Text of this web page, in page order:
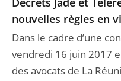
nouvelles règles en
Dans le cadre d’une
vendredi 16 juin 2017
des avocats de La